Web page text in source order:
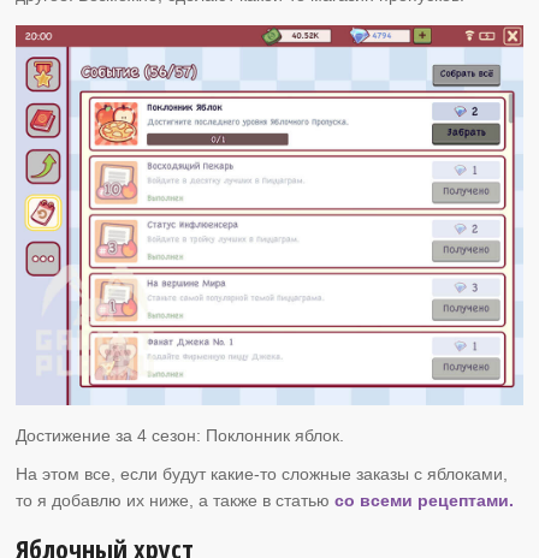
Достижение за 4 сезон: Поклонник яблок.
На этом все, если будут какие-то сложные заказы с яблоками,
то я добавлю их ниже, а также в статьюсо всеми рецептами.
Яблочный хруст